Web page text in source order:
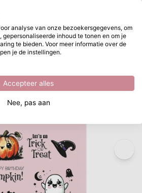
uit voorraad leverbaar Vaessen Creative • Clear Stempels Trick or Treat 9st.
analyse van onze bezoekersgegevens, om
inhoud te tonen en om je
te bieden. Voor meer informatie over de
je de instellingen.
Accepteer alles
Nee, pas aan